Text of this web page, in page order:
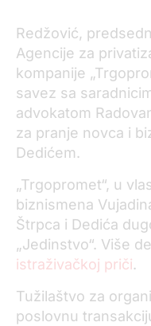
Redžović,
Agencije za
kompanije
savez sa
advokatom
za pranje novca i
Dedićem.
„Trgopromet“, u
biznismena
Štrpca i Dedića
„Jedinstvo“. Više
istraživačkoj priči.
Tužilaštvo za
poslovnu